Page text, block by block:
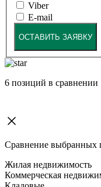
Viber
E-mail
ОСТАВИТЬ ЗАЯВКУ
6 позиций в сравнении
Сравнение выбранных
Жилая недвижимость
Коммерческая